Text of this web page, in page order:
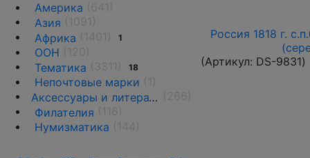
Америка
Азия
Африка
1
ООН
Тематика
18
Непочтовые марки
Аксессуары и литература
Филателия
Нумизматика
Россия 1818 г.
(Артикул: DS-9831)